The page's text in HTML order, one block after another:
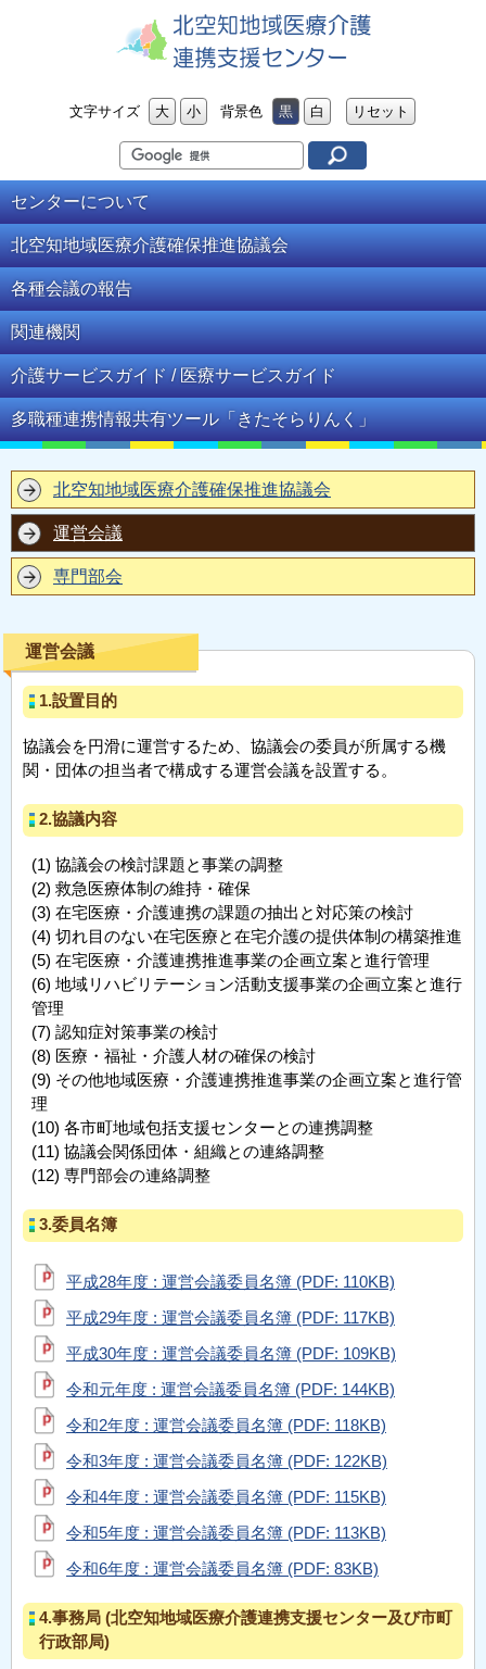
北空知地域医療介護連携支援
センター
文字サイズ 大 小 背景色 黒 白 リセット
センターについて
北空知地域医療介護確保推進協議会
各種会議の報告
関連機関
介護サービスガイド / 医療サービスガイド
多職種連携情報共有ツール「きたそらりんく」
北空知地域医療介護確保推進協議会
運営会議
専門部会
運営会議
1.設置目的
協議会を円滑に運営するため、協議会の委員が所属する機
関・団体の担当者で構成する運営会議を設置する。
2.協議内容
協議会の検討課題と事業の調整
救急医療体制の維持・確保
在宅医療・介護連携の課題の抽出と対応策の検討
切れ目のない在宅医療と在宅介護の提供体制の構築推進
在宅医療・介護連携推進事業の企画立案と進行管理
地域リハビリテーション活動支援事業の企画立案と進行
管理
認知症対策事業の検討
医療・福祉・介護人材の確保の検討
その他地域医療・介護連携推進事業の企画立案と進行管
理
各市町地域包括支援センターとの連携調整
協議会関係団体・組織との連絡調整
専門部会の連絡調整
3.委員名簿
平成28年度 : 運営会議委員名簿 (PDF: 110KB)
平成29年度 : 運営会議委員名簿 (PDF: 117KB)
平成30年度 : 運営会議委員名簿 (PDF: 109KB)
令和元年度 : 運営会議委員名簿 (PDF: 144KB)
令和2年度 : 運営会議委員名簿 (PDF: 118KB)
令和3年度 : 運営会議委員名簿 (PDF: 122KB)
令和4年度 : 運営会議委員名簿 (PDF: 115KB)
令和5年度 : 運営会議委員名簿 (PDF: 113KB)
令和6年度 : 運営会議委員名簿 (PDF: 83KB)
4.事務局 (北空知地域医療介護連携支援センター及び市町
行政部局)